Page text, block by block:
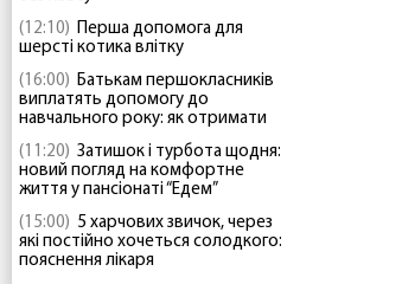
(12:10) Перша допомога для
шерсті котика влітку
(16:00) Батькам першокласників
виплатять допомогу до
навчального року: як отримати
(11:20) Затишок і турбота щодня:
новий погляд на комфортне
життя у пансіонаті “Едем”
(15:00) 5 харчових звичок, через
які постійно хочеться солодкого:
пояснення лікаря